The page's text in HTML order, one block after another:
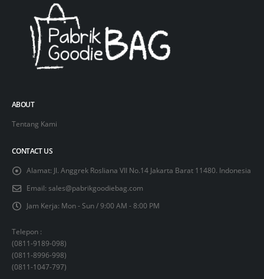
ABOUT
Tentang Kami
CONTACT US
Alamat: Jl. Anggrek Rosliana VII No.14 Jakarta Barat 11480. Indonesia
Email: sales@pabrikgoodiebag.com
Jam Kerja: Mon - Sun / 9:00 AM - 8:00 PM
Telepon :
(0811-9189-098)
(0811-8996-998)
(0811-1047-797)